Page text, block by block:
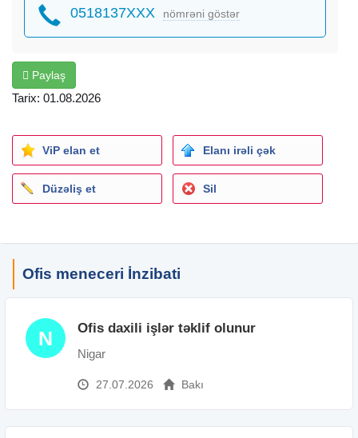
0518137XXX nömrəni göstər
Paylaş
Tarix: 01.08.2026
ViP elan et Elanı irəli çək
Düzəliş et Sil
Ofis meneceri İnzibati
N Ofis daxili işlər təklif olunur
Nigar
27.07.2026 Bakı